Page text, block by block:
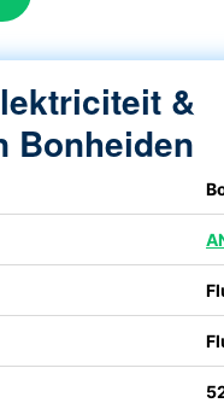
&
Bonheiden